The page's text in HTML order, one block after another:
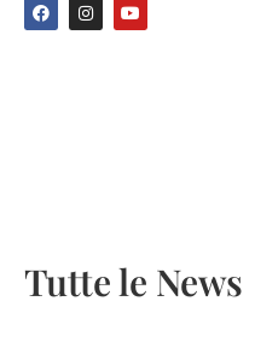
Tutte le News